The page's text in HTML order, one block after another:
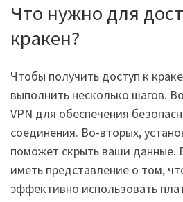
Что нужно для
кракен?
Чтобы получить доступ к
выполнить несколько шагов.
VPN для обеспечения
соединения. Во-вторых,
поможет скрыть ваши данные.
иметь представление о том,
эффективно использовать